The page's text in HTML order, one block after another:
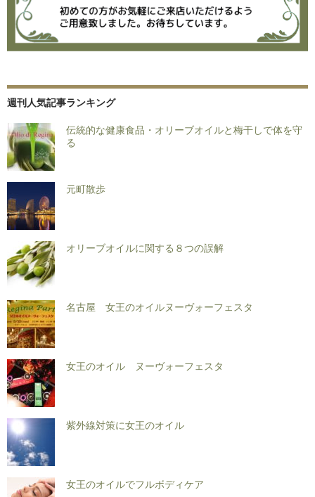
週刊人気記事ランキング
伝統的な健康食品・オリーブオイルと梅干しで体を守
る
元町散歩
オリーブオイルに関する８つの誤解
名古屋 女王のオイルヌーヴォーフェスタ
女王のオイル ヌーヴォーフェスタ
紫外線対策に女王のオイル
女王のオイルでフルボディケア